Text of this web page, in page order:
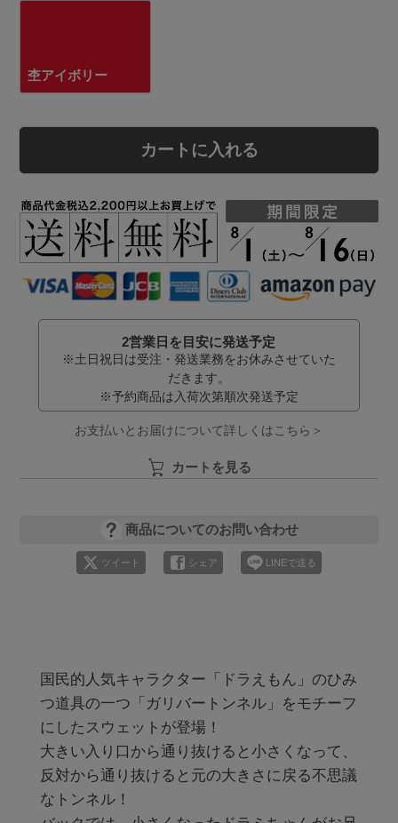
杢アイボリー
カートに入れる
2営業日を目安に発送予定
※土日祝日は受注・発送業務をお休みさせていた
だきます。
※予約商品は入荷次第順次発送予定
お支払いとお届けについて詳しくはこちら＞
カートを見る
商品についてのお問い合わせ
ツイート シェア LINEで送る
国民的人気キャラクター「ドラえもん」のひみ
つ道具の一つ「ガリバートンネル」をモチーフ
にしたスウェットが登場！
大きい入り口から通り抜けると小さくなって、
反対から通り抜けると元の大きさに戻る不思議
なトンネル！